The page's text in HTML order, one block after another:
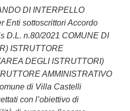
DI INTERPELLO
Enti sottoscrittori Accordo
D.L. n.80/2021 COMUNE DI
ISTRUTTORE
DEGLI ISTRUTTORI)
AMMINISTRATIVO
di Villa Castelli
con l’obiettivo di